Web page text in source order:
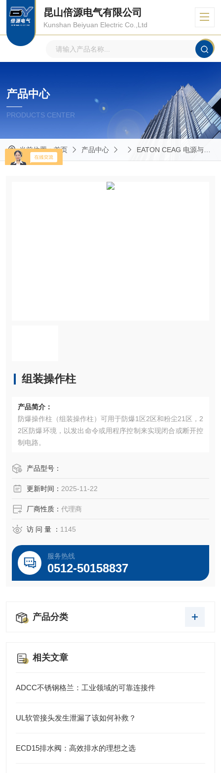
昆山倍源电气有限公司
Kunshan Beiyuan Electric Co.,Ltd
产品中心
PRODUCTS CENTER
当前位置：首页 产品中心 EATON CEAG 电源与控制
组装操作柱
产品简介：
防爆操作柱（组装操作柱）可用于防爆1区2区和粉尘21区，2
2区防爆环境，以发出命令或用程序控制来实现闭合或断开控
制电路。
产品型号：
更新时间： 2025-11-22
厂商性质： 代理商
访 问 量 ： 1145
服务热线
0512-50158837
产品分类
相关文章
ADCC不锈钢格兰：工业领域的可靠连接件
UL软管接头发生泄漏了该如何补救？
ECD15排水阀：高效排水的理想之选